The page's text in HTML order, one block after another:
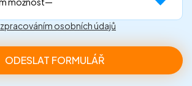
zpracováním osobních údajů